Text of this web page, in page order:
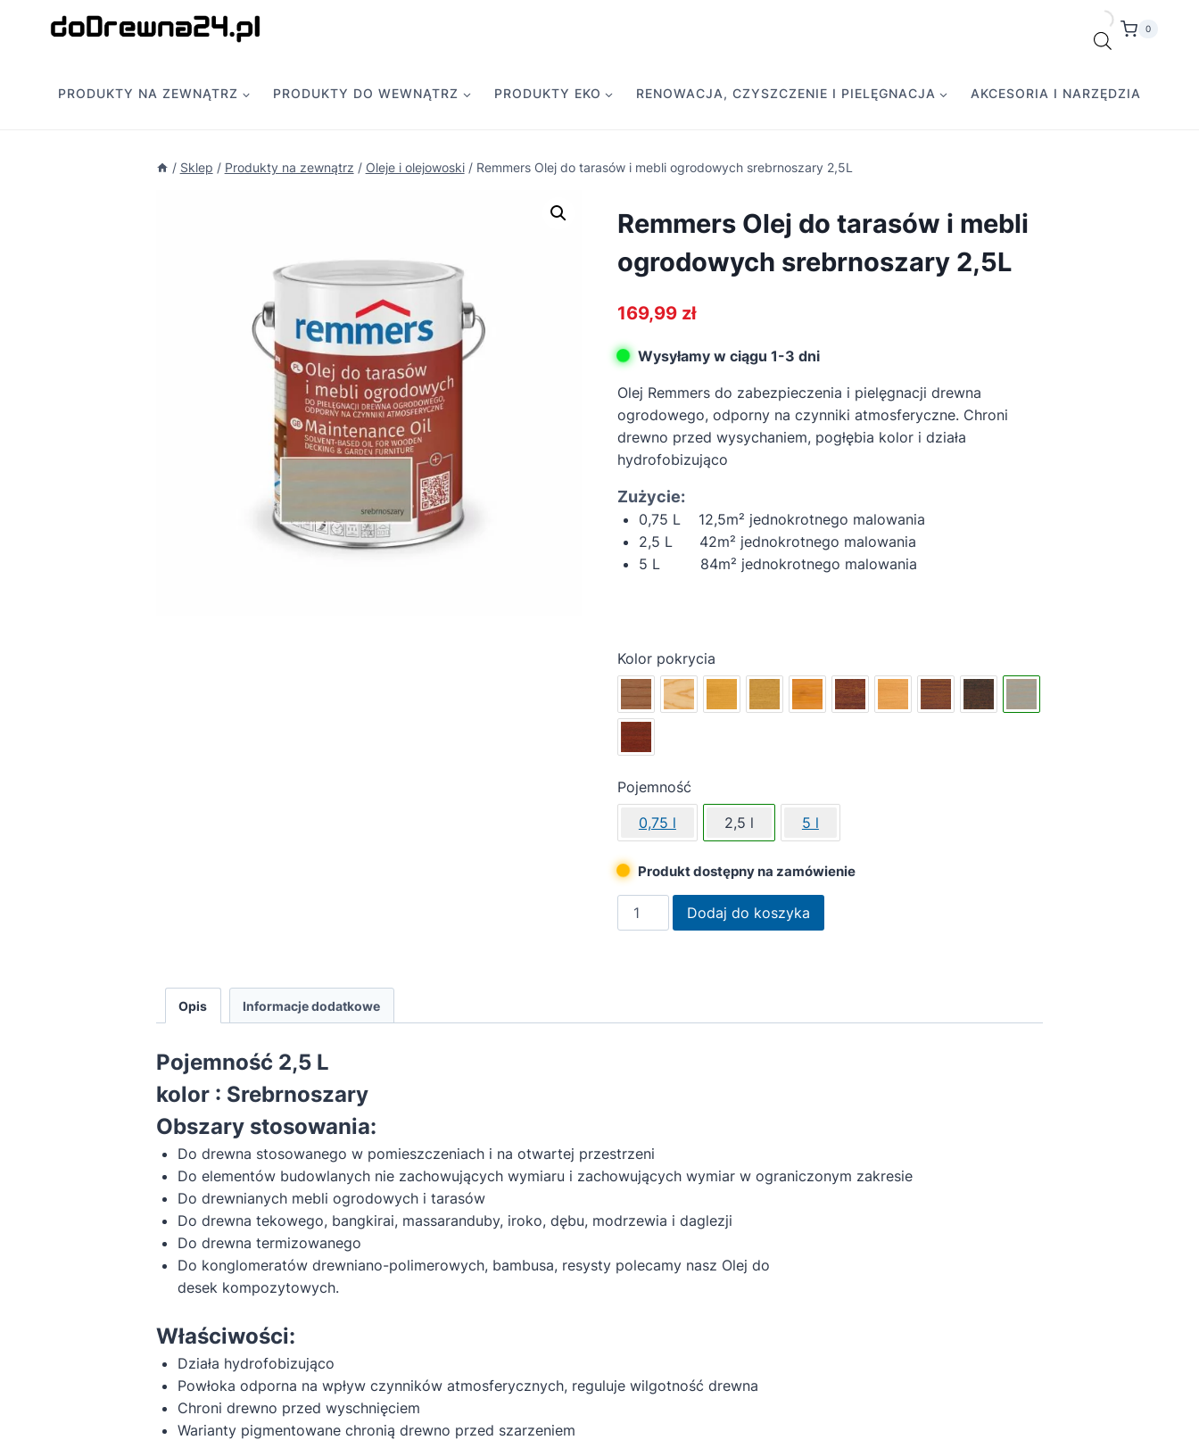
0
PRODUKTY NA ZEWNĄTRZ PRODUKTY DO WEWNĄTRZ PRODUKTY EKO RENOWACJA, CZYSZCZENIE I PIELĘGNACJA AKCESORIA I NARZĘDZIA
/ Sklep / Produkty na zewnątrz / Oleje i olejowoski / Remmers Olej do tarasów i mebli ogrodowych srebrnoszary 2,5L
Remmers Olej do tarasów i mebli
ogrodowych srebrnoszary 2,5L
169,99 zł
Wysyłamy w ciągu 1-3 dni
Olej Remmers do zabezpieczenia i pielęgnacji drewna
ogrodowego, odporny na czynniki atmosferyczne. Chroni
drewno przed wysychaniem, pogłębia kolor i działa
hydrofobizująco
Zużycie:
0,75 L 12,5m² jednokrotnego malowania
2,5 L 42m² jednokrotnego malowania
5 L 84m² jednokrotnego malowania
Kolor pokrycia
Pojemność
0,75 l
2,5 l 5 l
Produkt dostępny na zamówienie
ilość
Remmers
Dodaj do koszyka
Opis Informacje dodatkowe
Pojemność 2,5 L
kolor : Srebrnoszary
Obszary stosowania:
Do drewna stosowanego w pomieszczeniach i na otwartej przestrzeni
Do elementów budowlanych nie zachowujących wymiaru i zachowujących wymiar w ograniczonym zakresie
Do drewnianych mebli ogrodowych i tarasów
Do drewna tekowego, bangkirai, massaranduby, iroko, dębu, modrzewia i daglezji
Do drewna termizowanego
Do konglomeratów drewniano-polimerowych, bambusa, resysty polecamy nasz Olej do
desek kompozytowych.
Właściwości:
Działa hydrofobizująco
Powłoka odporna na wpływ czynników atmosferycznych, reguluje wilgotność drewna
Chroni drewno przed wyschnięciem
Warianty pigmentowane chronią drewno przed szarzeniem